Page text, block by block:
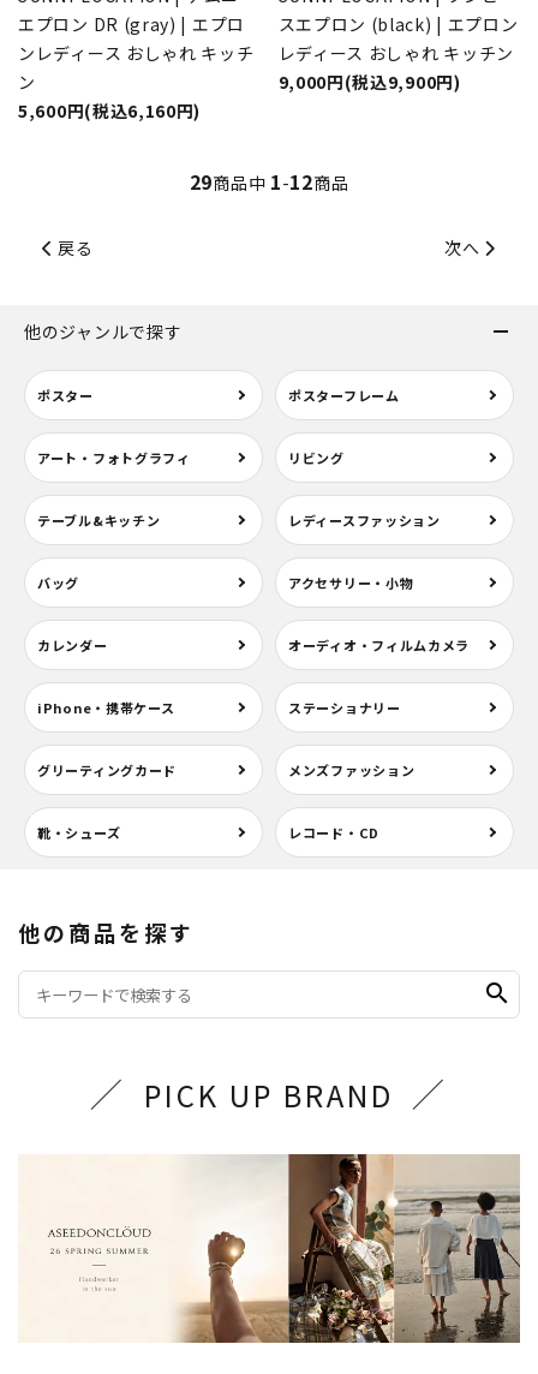
エプロン DR (gray) | エプロ
ンレディース おしゃれ キッチ
ン
5,600円(税込6,160円)
スエプロン (black) | エプロン
レディース おしゃれ キッチン
9,000円(税込9,900円)
29商品中 1-12商品
戻る 次へ
他のジャンルで探す
ポスター ポスターフレーム
アート・フォトグラフィ リビング
テーブル&キッチン レディースファッション
バッグ アクセサリー・小物
カレンダー オーディオ・フィルムカメラ
iPhone・携帯ケース ステーショナリー
グリーティングカード メンズファッション
靴・シューズ レコード・CD
他の商品を探す
search
PICK UP BRAND